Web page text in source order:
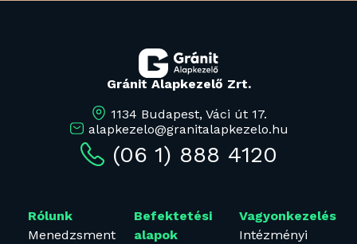
Gránit Alapkezelő Zrt.
1134 Budapest, Váci út 17.
alapkezelo@granitalapkezelo.hu
(06 1) 888 4120
Rólunk
Menedzsment
Befektetési
alapok
Vagyonkezelés
Intézményi